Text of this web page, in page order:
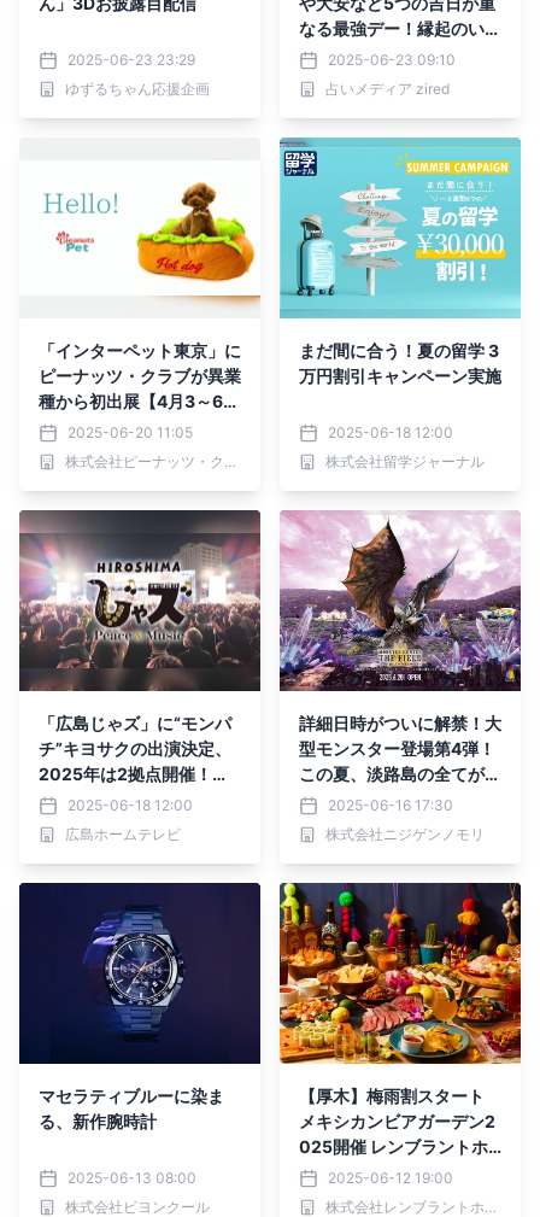
2025-06-23 23:29
ゆずるちゃん応援企画
なる最強デー！縁起のいい
日がわかる『吉日カレンダ
ー2025年7月版』をzired
が無料ダウンロード配布開
2025-06-23 09:10
占いメディア zired
「インターペット東京」に
ピーナッツ・クラブが異業
種から初出展【4月3～6
日】2025-06-20 11:05
株式会社ピーナッツ・クラブ
まだ間に合う！夏の留学 3
万円割引キャンペーン実施
2025-06-18 12:00
株式会社留学ジャーナル
「広島じゃズ」に“モンパ
チ”キヨサクの出演決定、
2025年は2拠点開催！＜
入場無料＞
2025-06-18 12:00
広島ホームテレビ
詳細日時がついに解禁！大
型モンスター登場第4弾！
この夏、淡路島の全てが破
壊される・・・！？ 『モ
ンスターハンター・ザ・フ
ィールド inニジゲンノモ
テ」 2025年6月20日
（金）訓練クエストに登
場！
2025-06-16 17:30
株式会社ニジゲンノモリ
マセラティブルーに染ま
る、新作腕時計
2025-06-13 08:00
株式会社ビヨンクール
【厚木】梅雨割スタート
メキシカンビアガーデン2
025開催 レンブラントホ
テル厚木で食べ飲み放題
2025-06-12 19:00
株式会社レンブラントホテルマネジメント